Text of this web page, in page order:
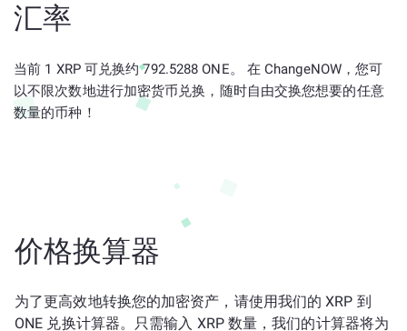
汇率
当前 1 XRP 可兑换约 792.5288 ONE。 在 ChangeNOW，您可
以不限次数地进行加密货币兑换，随时自由交换您想要的任意
数量的币种！
价格换算器
为了更高效地转换您的加密资产，请使用我们的 XRP 到
ONE 兑换计算器。只需输入 XRP 数量，我们的计算器将为